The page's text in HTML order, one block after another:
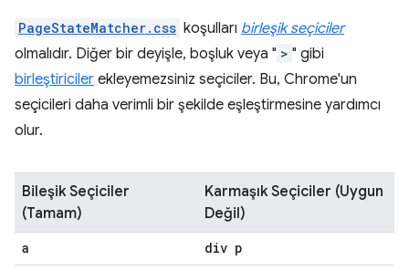
PageStateMatcher.css koşulları birleşik seçiciler
olmalıdır. Diğer bir deyişle, boşluk veya " > " gibi
birleştiriciler ekleyemezsiniz seçiciler. Bu, Chrome'un
seçicileri daha verimli bir şekilde eşleştirmesine yardımcı
olur.
Bileşik Seçiciler
(Tamam)
Karmaşık Seçiciler (Uygun
Değil)
a
div p